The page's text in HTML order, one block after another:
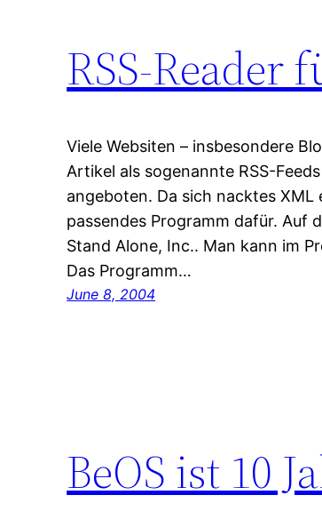
RSS-Reader
Viele Websiten – insbesondere
Artikel als sogenannte RSS-
angeboten. Da sich nacktes
passendes Programm dafür. Auf
Stand Alone, Inc.. Man kann im
Das Programm…
June 8, 2004
BeOS ist 10